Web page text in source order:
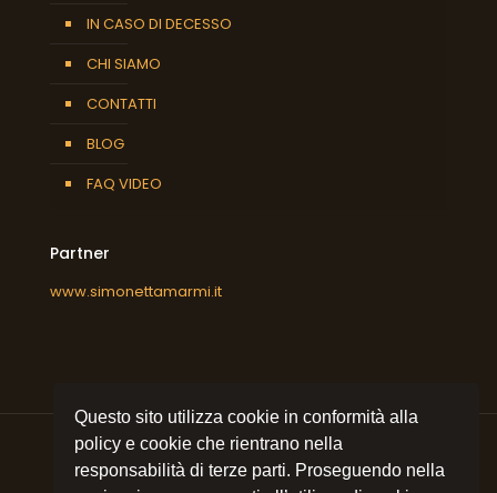
Questo sito utilizza cookie in conformità alla
policy e cookie che rientrano nella
responsabilità di terze parti. Proseguendo nella
IN CASO DI DECESSO
CHI SIAMO
CONTATTI
BLOG
FAQ VIDEO
Partner
www.simonettamarmi.it